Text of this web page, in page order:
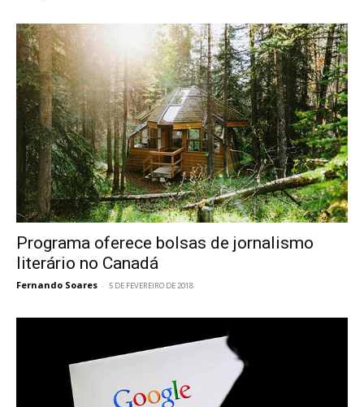
Programa oferece bolsas de jornalismo
literário no Canadá
Fernando Soares - 5 DE FEVEREIRO DE 2018